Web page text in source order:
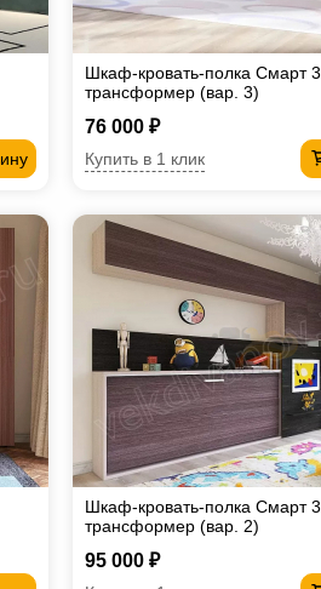
Шкаф-кровать-полка Смарт 3
трансформер (вар. 3)
76 000 ₽
Купить в 1 клик
Шкаф-кровать-полка Смарт 3
трансформер (вар. 2)
95 000 ₽